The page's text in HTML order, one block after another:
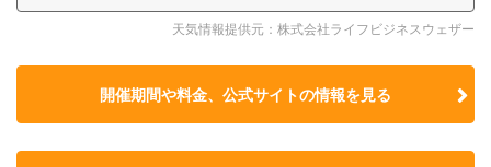
天気情報提供元：株式会社ライフビジネスウェザー
開催期間や料金、公式サイトの情報を見る